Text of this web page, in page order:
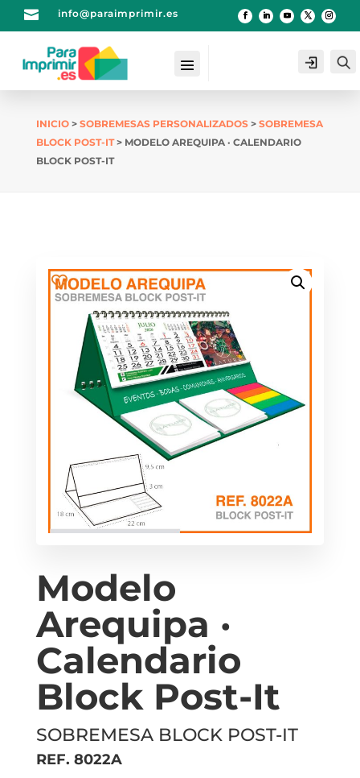
 info@paraimprimir.es
Login
INICIO> SOBREMESAS PERSONALIZADOS> SOBREMESA
BLOCK POST-IT> MODELO AREQUIPA · CALENDARIO
BLOCK POST-IT
Modelo
Arequipa ·
Calendario
Block Post-It
SOBREMESA BLOCK POST-IT
REF. 8022A